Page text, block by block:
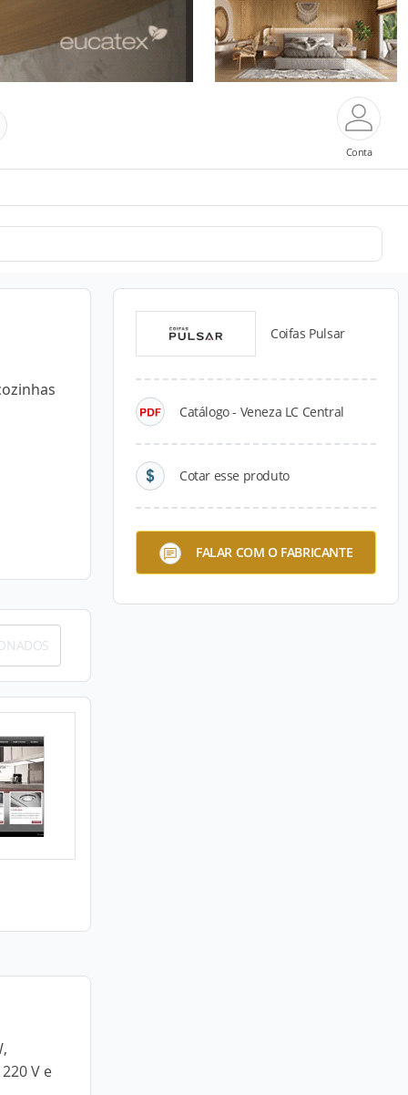
Conta
Coifas Pulsar
Catálogo - Veneza LC Central
Cotar esse produto
FALAR COM O FABRICANTE
V e